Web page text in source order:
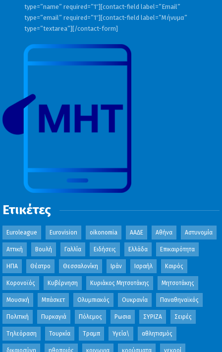
type=”name” required=”1″][contact-field label=”Email”
type=”email” required=”1″][contact-field label=”Μήνυμα”
type=”textarea”][/contact-form]
Ετικέτες
Euroleague Eurovision oikonomia ΑΑΔΕ Αθήνα Αστυνομία
Αττική Βουλή Γαλλία Ειδήσεις Ελλάδα Επικαιρότητα
ΗΠΑ Θέατρο Θεσσαλονίκη Ιράν Ισραήλ Καιρός
Κορονοϊός Κυβέρνηση Κυριάκος Μητσοτάκης Μητσοτάκης
Μουσική Μπάσκετ Ολυμπιακός Ουκρανία Παναθηναϊκός
Πολιτική Πυρκαγιά Πόλεμος Ρωσια ΣΥΡΙΖΑ Σειρές
Τηλεόραση Τουρκία Τραμπ Υγεία\ αθλητισμός
δικαιοσύνη ηθοποιός κοινωνια κρούσματα νεκροί